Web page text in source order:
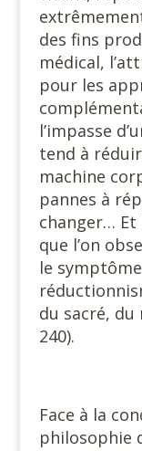
des fins
médical,
pour les
l’impasse
tend à
machine
pannes à
changer…
que l’on
le
du sacré,
240).
Face à la
philosophie